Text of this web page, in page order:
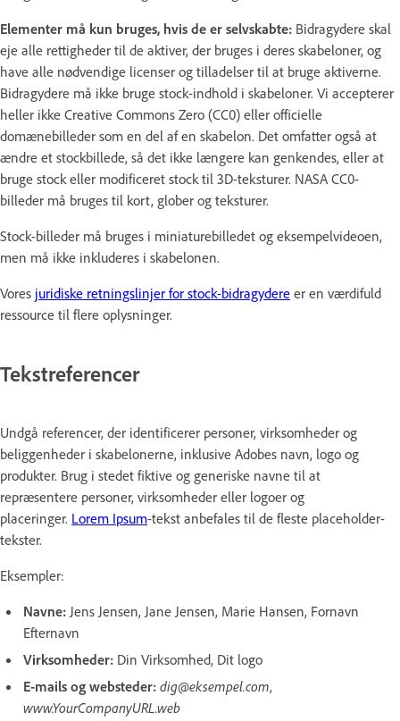
Elementer må kun bruges, hvis de er selvskabte: Bidragydere skal
eje alle rettigheder til de aktiver, der bruges i deres skabeloner, og
have alle nødvendige licenser og tilladelser til at bruge aktiverne.
Bidragydere må ikke bruge stock-indhold i skabeloner. Vi accepterer
heller ikke Creative Commons Zero (CC0) eller officielle
domænebilleder som en del af en skabelon. Det omfatter også at
ændre et stockbillede, så det ikke længere kan genkendes, eller at
bruge stock eller modificeret stock til 3D-teksturer. NASA CC0-
billeder må bruges til kort, glober og teksturer.
Stock-billeder må bruges i miniaturebilledet og eksempelvideoen,
men må ikke inkluderes i skabelonen.
Vores juridiske retningslinjer for stock-bidragydere er en værdifuld
ressource til flere oplysninger.
Tekstreferencer
Undgå referencer, der identificerer personer, virksomheder og
beliggenheder i skabelonerne, inklusive Adobes navn, logo og
produkter. Brug i stedet fiktive og generiske navne til at
repræsentere personer, virksomheder eller logoer og
placeringer. Lorem Ipsum-tekst anbefales til de fleste placeholder-
tekster.
Eksempler:
Navne: Jens Jensen, Jane Jensen, Marie Hansen, Fornavn
Efternavn
Virksomheder: Din Virksomhed, Dit logo
E-mails og websteder: dig@eksempel.com,
www.YourCompanyURL.web